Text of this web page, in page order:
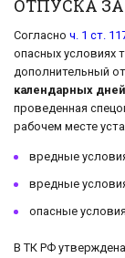
ОТПУСКА
Согласно ч. 1 ст.
опасных условиях
дополнительный
календарных
проведенная
рабочем месте
вредные
вредные
опасные
В ТК РФ